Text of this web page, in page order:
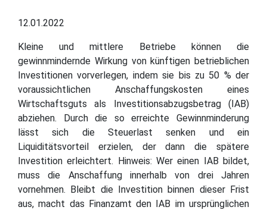
12.01.2022
Kleine und mittlere Betriebe können die
gewinnmindernde Wirkung von künftigen betrieblichen
Investitionen vorverlegen, indem sie bis zu 50 % der
voraussichtlichen Anschaffungskosten eines
Wirtschaftsguts als Investitionsabzugsbetrag (IAB)
abziehen. Durch die so erreichte Gewinnminderung
lässt sich die Steuerlast senken und ein
Liquiditätsvorteil erzielen, der dann die spätere
Investition erleichtert. Hinweis: Wer einen IAB bildet,
muss die Anschaffung innerhalb von drei Jahren
vornehmen. Bleibt die Investition binnen dieser Frist
aus, macht das Finanzamt den IAB im ursprünglichen